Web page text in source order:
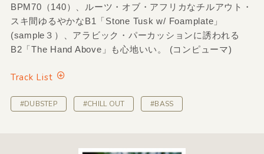
BPM70（140）、ルーツ・オブ・アフリカなチルアウト・
スキ間ゆるやかなB1「Stone Tusk w/ Foamplate」
(sample３）、アラビック・パーカッションに誘われる
B2「The Hand Above」も心地いい。 (コンピューマ)
Track List
#DUBSTEP #CHILL OUT #BASS